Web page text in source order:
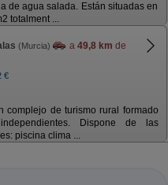
de agua salada. Están situadas en
totalment ...
(Murcia) a 49,8 km de
€
complejo de turismo rural formado
Dispone de las
piscina clima ...